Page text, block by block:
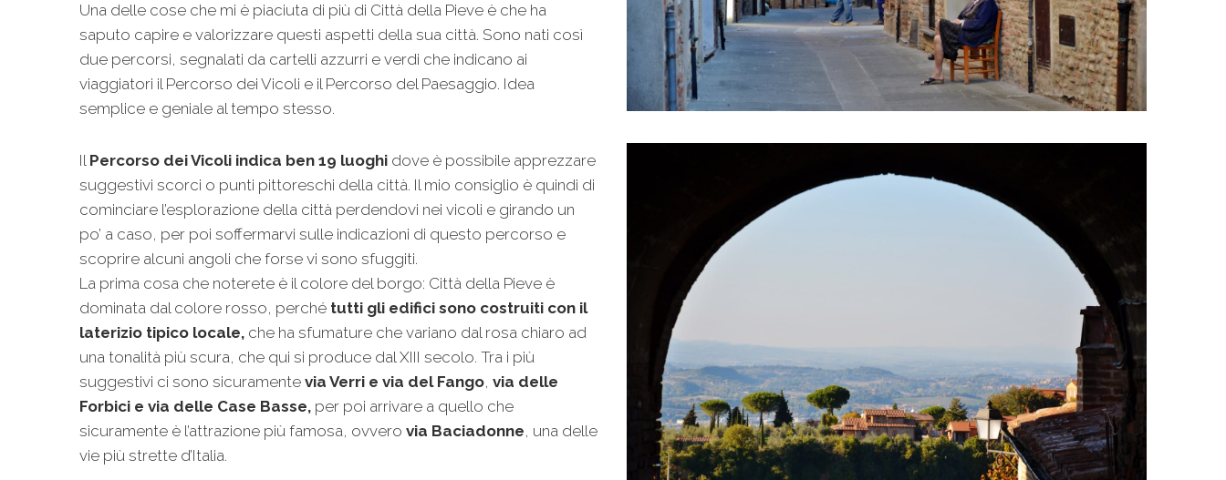
Una delle cose che mi è piaciuta di più di Città della Pieve è che ha
saputo capire e valorizzare questi aspetti della sua città. Sono nati così
due percorsi, segnalati da cartelli azzurri e verdi che indicano ai
viaggiatori il Percorso dei Vicoli e il Percorso del Paesaggio. Idea
semplice e geniale al tempo stesso.
Il Percorso dei Vicoli indica ben 19 luoghi dove è possibile apprezzare
suggestivi scorci o punti pittoreschi della città. Il mio consiglio è quindi di
cominciare l’esplorazione della città perdendovi nei vicoli e girando un
po’ a caso, per poi soffermarvi sulle indicazioni di questo percorso e
scoprire alcuni angoli che forse vi sono sfuggiti.
La prima cosa che noterete è il colore del borgo: Città della Pieve è
dominata dal colore rosso, perché tutti gli edifici sono costruiti con il
laterizio tipico locale, che ha sfumature che variano dal rosa chiaro ad
una tonalità più scura, che qui si produce dal XIII secolo. Tra i più
suggestivi ci sono sicuramente via Verri e via del Fango, via delle
Forbici e via delle Case Basse, per poi arrivare a quello che
sicuramente è l’attrazione più famosa, ovvero via Baciadonne, una delle
vie più strette d’Italia.